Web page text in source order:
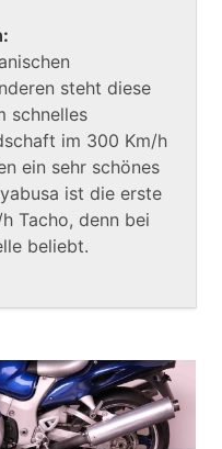
steht diese
schnelles
im 300 Km/h
ein sehr schönes
ist die erste
Tacho, denn bei
beliebt.